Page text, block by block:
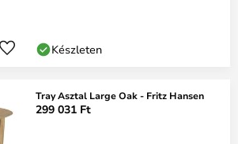
Készleten
Tray Asztal Large Oak - Fritz Hansen
299 031 Ft